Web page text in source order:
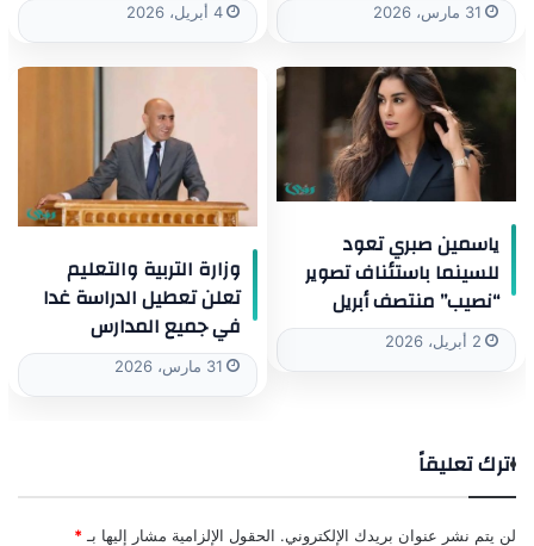
31 مارس، 2026 4 أبريل، 2026
ياسمين صبري تعود
للسينما باستئناف تصوير
“نصيب” منتصف أبريل
2 أبريل، 2026
وزارة التربية والتعليم
تعلن تعطيل الدراسة غدا
في جميع المدارس
31 مارس، 2026
اترك تعليقاً
لن يتم نشر عنوان بريدك الإلكتروني. الحقول الإلزامية مشار إليها بـ *